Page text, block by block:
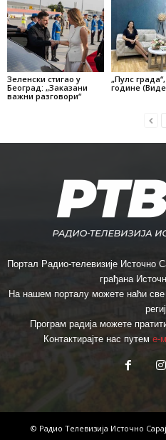
Зеленски стигао у
Београд: „Заказани
важни разговори“
„Пулс
године
Портал Радио-телевизије Источно
грађана
На нашем порталу можете наћи све
Програм радија можете
Контактирајте нас путем е-
© Радио Телевизија Источно